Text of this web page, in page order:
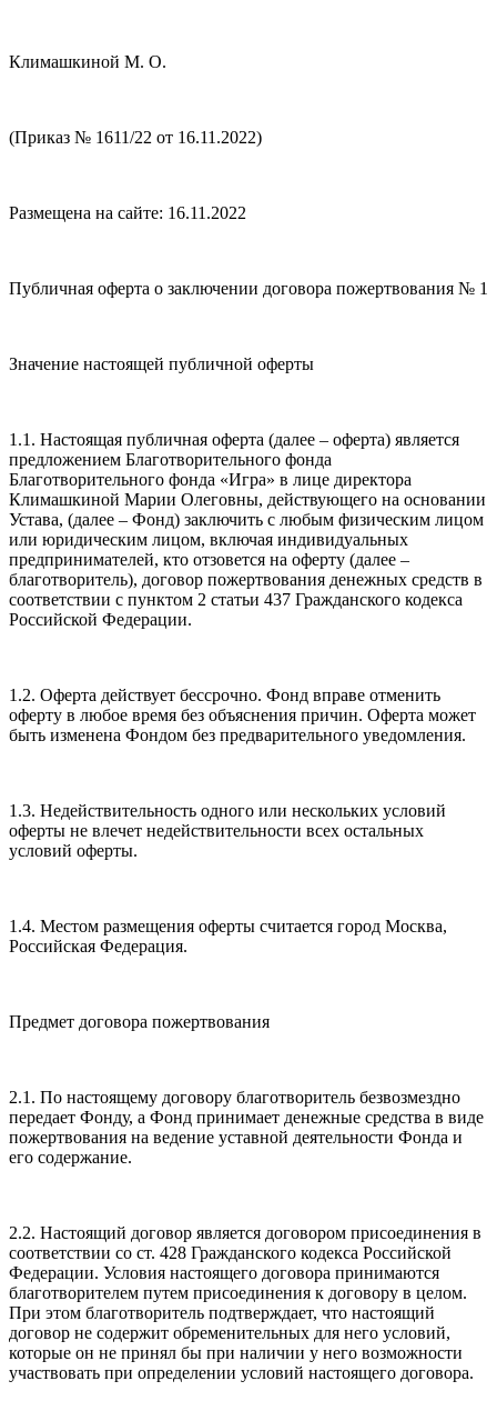
Климашкиной М. О.
(Приказ № 1611/22 от 16.11.2022)
Размещена на сайте: 16.11.2022
Публичная оферта о заключении договора пожертвования № 1
Значение настоящей публичной оферты
1.1. Настоящая публичная оферта (далее – оферта) является
предложением Благотворительного фонда
Благотворительного фонда «Игра» в лице директора
Климашкиной Марии Олеговны, действующего на основании
Устава, (далее – Фонд) заключить с любым физическим лицом
или юридическим лицом, включая индивидуальных
предпринимателей, кто отзовется на оферту (далее –
благотворитель), договор пожертвования денежных средств в
соответствии с пунктом 2 статьи 437 Гражданского кодекса
Российской Федерации.
1.2. Оферта действует бессрочно. Фонд вправе отменить
оферту в любое время без объяснения причин. Оферта может
быть изменена Фондом без предварительного уведомления.
1.3. Недействительность одного или нескольких условий
оферты не влечет недействительности всех остальных
условий оферты.
1.4. Местом размещения оферты считается город Москва,
Российская Федерация.
Предмет договора пожертвования
2.1. По настоящему договору благотворитель безвозмездно
передает Фонду, а Фонд принимает денежные средства в виде
пожертвования на ведение уставной деятельности Фонда и
его содержание.
2.2. Настоящий договор является договором присоединения в
соответствии со ст. 428 Гражданского кодекса Российской
Федерации. Условия настоящего договора принимаются
благотворителем путем присоединения к договору в целом.
При этом благотворитель подтверждает, что настоящий
договор не содержит обременительных для него условий,
которые он не принял бы при наличии у него возможности
участвовать при определении условий настоящего договора.